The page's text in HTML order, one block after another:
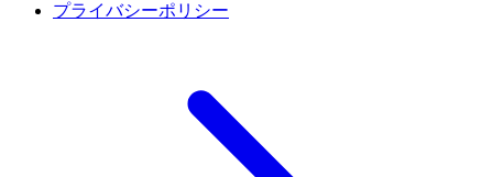
プライバシーポリシー